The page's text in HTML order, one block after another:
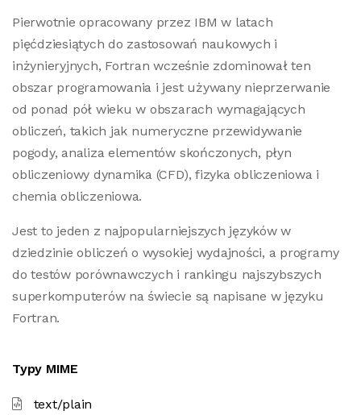
Pierwotnie opracowany przez IBM w latach
pięćdziesiątych do zastosowań naukowych i
inżynieryjnych, Fortran wcześnie zdominował ten
obszar programowania i jest używany nieprzerwanie
od ponad pół wieku w obszarach wymagających
obliczeń, takich jak numeryczne przewidywanie
pogody, analiza elementów skończonych, płyn
obliczeniowy dynamika (CFD), fizyka obliczeniowa i
chemia obliczeniowa.
Jest to jeden z najpopularniejszych języków w
dziedzinie obliczeń o wysokiej wydajności, a programy
do testów porównawczych i rankingu najszybszych
superkomputerów na świecie są napisane w języku
Fortran.
Typy MIME
text/plain